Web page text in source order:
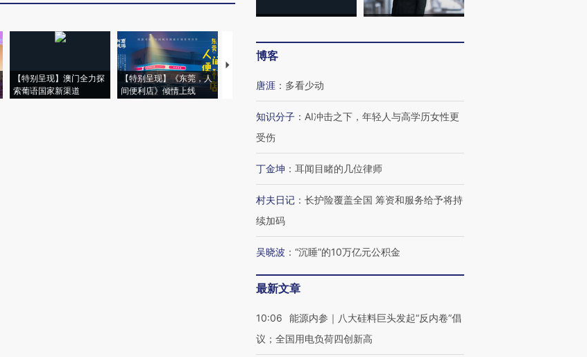
【特别呈现】澳门全力探
索葡语国家新渠道
【特别呈现】《东莞，人
间便利店》倾情上线
【推广】走进第四届链博
会，让数智科技“链”接产
博客
唐涯 ： 多看少动
知识分子 ： AI冲击之下，年轻人与高学历女性更
受伤
丁金坤 ： 耳闻目睹的几位律师
村夫日记 ： 长护险覆盖全国 筹资和服务给予将持
续加码
吴晓波 ： “沉睡”的10万亿元公积金
最新文章
10:06
能源内参｜八大硅料巨头发起“反内卷”倡
议；全国用电负荷四创新高